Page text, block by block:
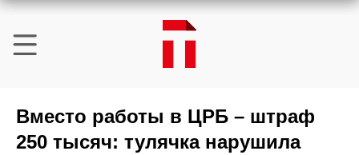
Вместо работы в ЦРБ – штраф
250 тысяч: тулячка нарушила